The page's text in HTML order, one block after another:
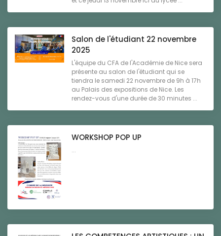
Salon de l'étudiant 22 novembre
2025
L'équipe du CFA de l'Académie de Nice sera
présente au salon de l'étudiant qui se
tiendra le samedi 22 novembre de 9h à 17h
au Palais des expositions de Nice. Les
rendez-vous d'une durée de 30 minutes ...
WORKSHOP POP UP
...